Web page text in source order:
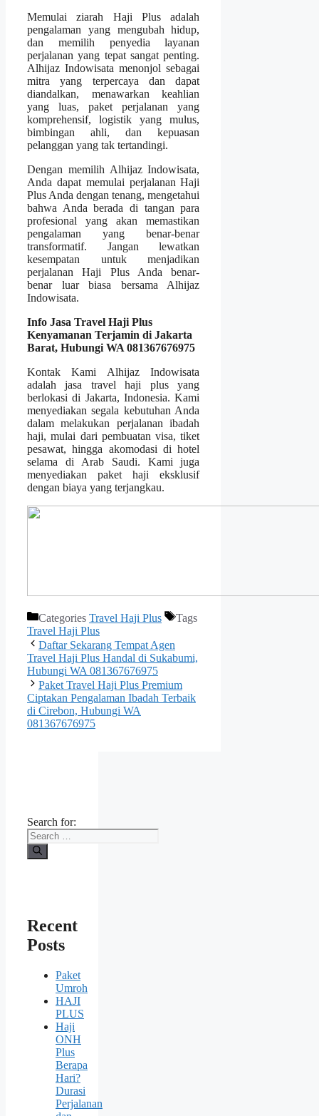
Memulai ziarah Haji Plus adalah
pengalaman yang mengubah hidup,
dan memilih penyedia layanan
perjalanan yang tepat sangat penting.
Alhijaz Indowisata menonjol sebagai
mitra yang terpercaya dan dapat
diandalkan, menawarkan keahlian
yang luas, paket perjalanan yang
komprehensif, logistik yang mulus,
bimbingan ahli, dan kepuasan
pelanggan yang tak tertandingi.
Dengan memilih Alhijaz Indowisata,
Anda dapat memulai perjalanan Haji
Plus Anda dengan tenang, mengetahui
bahwa Anda berada di tangan para
profesional yang akan memastikan
pengalaman yang benar-benar
transformatif. Jangan lewatkan
kesempatan untuk menjadikan
perjalanan Haji Plus Anda benar-
benar luar biasa bersama Alhijaz
Indowisata.
Info Jasa Travel Haji Plus
Kenyamanan Terjamin di Jakarta
Barat, Hubungi WA 081367676975
Kontak Kami Alhijaz Indowisata
adalah jasa travel haji plus yang
berlokasi di Jakarta, Indonesia. Kami
menyediakan segala kebutuhan Anda
dalam melakukan perjalanan ibadah
haji, mulai dari pembuatan visa, tiket
pesawat, hingga akomodasi di hotel
selama di Arab Saudi. Kami juga
menyediakan paket haji eksklusif
dengan biaya yang terjangkau.
Categories Travel Haji Plus
Tags
Travel Haji Plus
Daftar Sekarang Tempat Agen
Travel Haji Plus Handal di Sukabumi,
Hubungi WA 081367676975
Paket Travel Haji Plus Premium
Ciptakan Pengalaman Ibadah Terbaik
di Cirebon, Hubungi WA
081367676975
Search for:
Recent
Posts
Paket
Umroh
HAJI
PLUS
Haji
ONH
Plus
Berapa
Hari?
Durasi
Perjalanan